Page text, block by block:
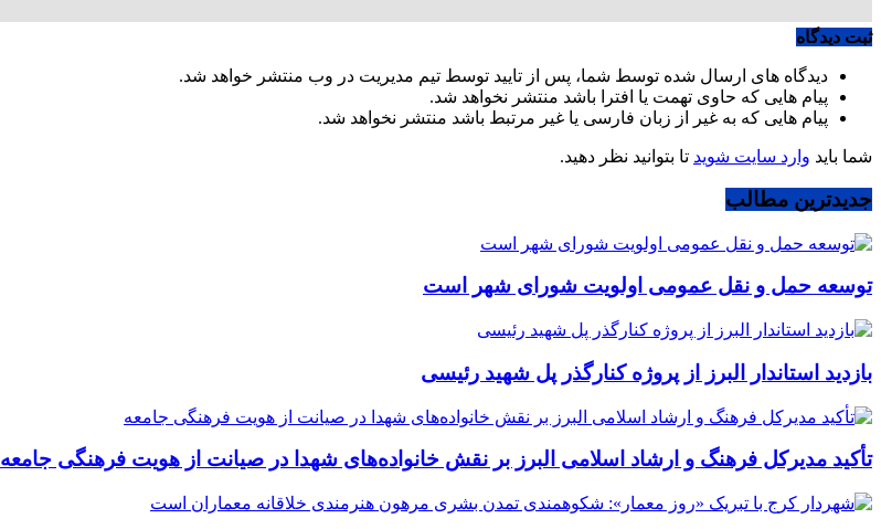
ثبت دیدگاه
دیدگاه های ارسال شده توسط شما، پس از تایید توسط تیم مدیریت در وب منتشر خواهد شد.
پیام هایی که حاوی تهمت یا افترا باشد منتشر نخواهد شد.
پیام هایی که به غیر از زبان فارسی یا غیر مرتبط باشد منتشر نخواهد شد.
شما باید وارد سایت شوید تا بتوانید نظر دهید.
جدیدترین مطالب
توسعه حمل و نقل عمومی اولویت شورای شهر است
بازدید استاندار البرز از پروژه کنارگذر پل شهید رئیسی
تأکید مدیرکل فرهنگ و ارشاد اسلامی البرز بر نقش خانواده‌های شهدا در صیانت از هویت فرهنگی جامعه